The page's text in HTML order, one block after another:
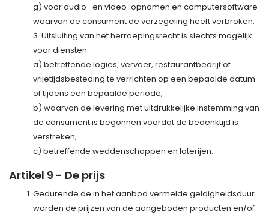
g) voor audio- en video-opnamen en computersoftware
waarvan de consument de verzegeling heeft verbroken.
3. Uitsluiting van het herroepingsrecht is slechts mogelijk
voor diensten:
a) betreffende logies, vervoer, restaurantbedrijf of
vrijetijdsbesteding te verrichten op een bepaalde datum
of tijdens een bepaalde periode;
b) waarvan de levering met uitdrukkelijke instemming van
de consument is begonnen voordat de bedenktijd is
verstreken;
c) betreffende weddenschappen en loterijen.
Artikel 9 - De prijs
Gedurende de in het aanbod vermelde geldigheidsduur
worden de prijzen van de aangeboden producten en/of